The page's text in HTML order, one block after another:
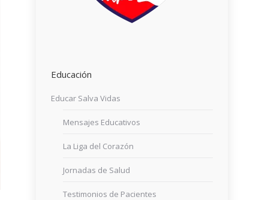
Educación
Educar Salva Vidas
Mensajes Educativos
La Liga del Corazón
Jornadas de Salud
Testimonios de Pacientes